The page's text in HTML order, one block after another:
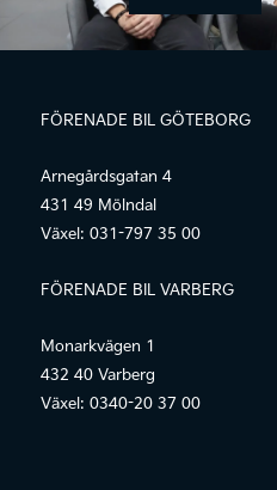
FÖRENADE BIL GÖTEBORG
Arnegårdsgatan 4
431 49 Mölndal
Växel: 031-797 35 00
FÖRENADE BIL VARBERG
Monarkvägen 1
432 40 Varberg
Växel: 0340-20 37 00